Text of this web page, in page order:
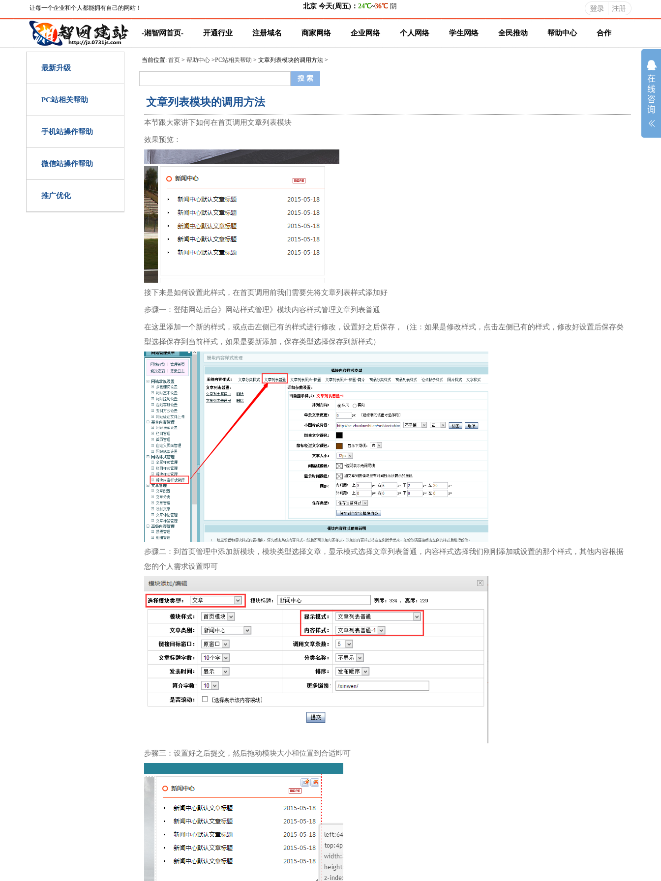
让每一个企业和个人都能拥有自己的网站！
分享按钮
-湘智网首页- 开通行业 注册域名 商家网络 企业网络 个人网络 学生网络 全民推动 帮助中心 合作
最新升级
PC站相关帮助
手机站操作帮助
微信站操作帮助
推广优化
当前位置: 首页> 帮助中心>PC站相关帮助 > 文章列表模块的调用方法 >
文章列表模块的调用方法
本节跟大家讲下如何在首页调用文章列表模块
效果预览：
接下来是如何设置此样式，在首页调用前我们需要先将文章列表样式添加好
步骤一：登陆网站后台》网站样式管理》模块内容样式管理文章列表普通
在这里添加一个新的样式，或点击左侧已有的样式进行修改，设置好之后保存，（注：如果是修改样式，点击左侧已有的样式，修改好设置后保存类
型选择保存到当前样式，如果是要新添加，保存类型选择保存到新样式）
步骤二：到首页管理中添加新模块，模块类型选择文章，显示模式选择文章列表普通，内容样式选择我们刚刚添加或设置的那个样式，其他内容根据
您的个人需求设置即可
步骤三：设置好之后提交，然后拖动模块大小和位置到合适即可